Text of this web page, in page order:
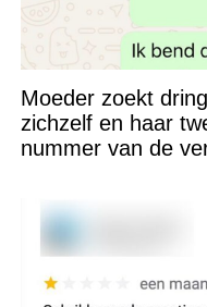
Moeder zoekt
zichzelf en haar
nummer van de